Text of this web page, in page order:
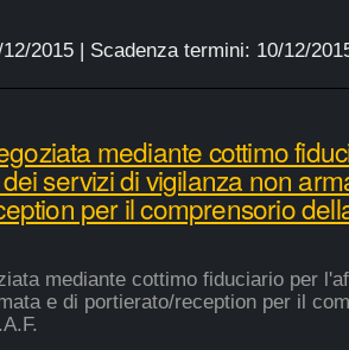
12/2015| Scadenza termini: 10/12/
mediante cottimo
servizi di vigilanza non
per il comprensorio
mediante cottimo fiduciario per
e di portierato/reception per il